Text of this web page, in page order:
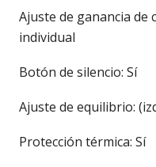
Ajuste de ganancia de
individual
Botón de silencio: Sí
Ajuste de equilibrio:
Protección térmica: Sí